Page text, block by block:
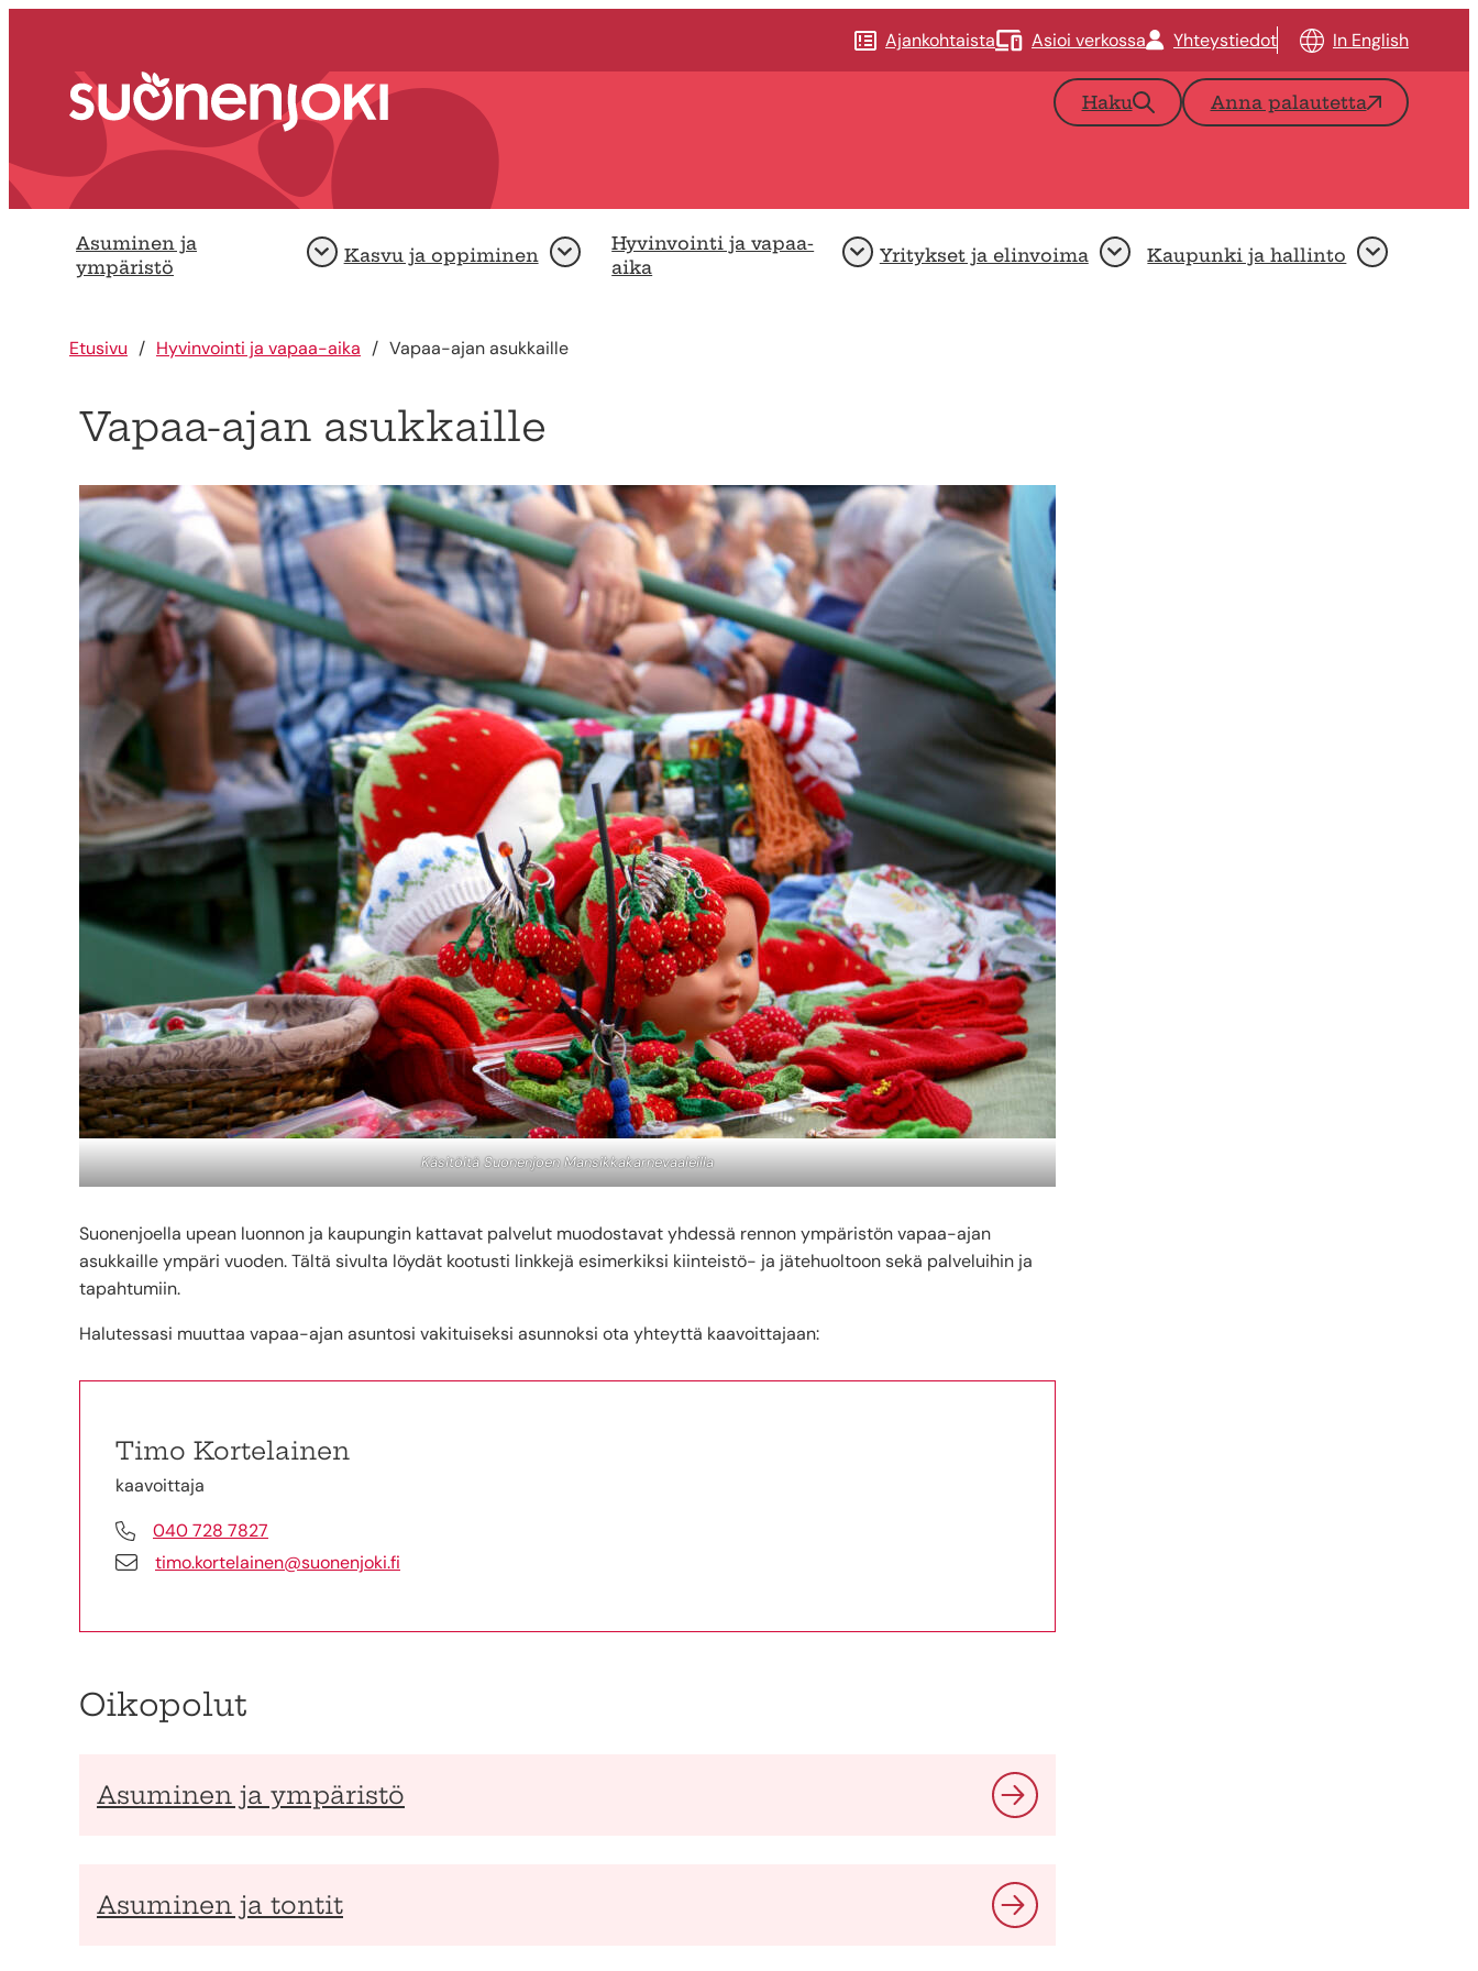
Ajankohtaista
Asioi verkossa Yhteystiedot In English
Etusivu
Haku Anna palautetta
Asuminen ja
ympäristö
AvaaKasvu ja oppiminen Avaa
Hyvinvointi ja vapaa-
aika
AvaaYritykset ja elinvoima AvaaKaupunki ja hallinto Avaa
Etusivu Hyvinvointi ja vapaa-aika Vapaa-ajan asukkaille
Vapaa-ajan asukkaille
Käsitöitä Suonenjoen Mansikkakarnevaaleilla
Suonenjoella upean luonnon ja kaupungin kattavat palvelut muodostavat yhdessä rennon ympäristön vapaa-ajan
asukkaille ympäri vuoden. Tältä sivulta löydät kootusti linkkejä esimerkiksi kiinteistö- ja jätehuoltoon sekä palveluihin ja
tapahtumiin.
Halutessasi muuttaa vapaa-ajan asuntosi vakituiseksi asunnoksi ota yhteyttä kaavoittajaan:
Timo Kortelainen
kaavoittaja
040 728 7827
timo.kortelainen@suonenjoki.fi
Oikopolut
Asuminen ja ympäristö
Asuminen ja tontit